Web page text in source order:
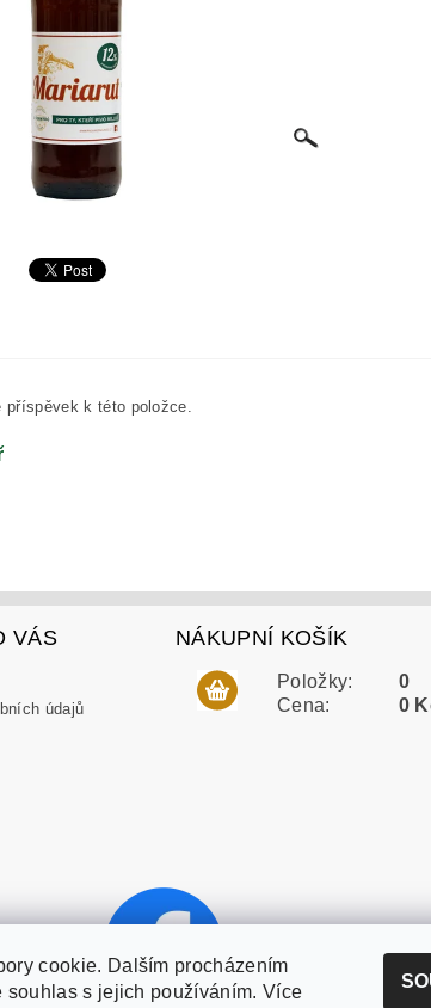
příspěvek k této položce.
VÁS
údajů
NÁKUPNÍ KOŠÍK
Položky:
Cena:
0
0
cookie. Dalším procházením
souhlas s jejich používáním. Více